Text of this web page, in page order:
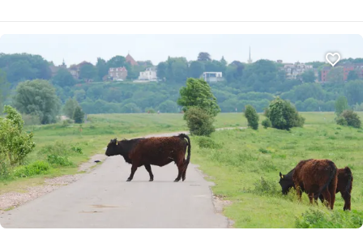
l
-
o
f
f
i
e